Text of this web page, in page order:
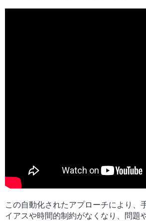
この自動化されたアプローチにより、
イアスや時間的制約がなくなり、問題